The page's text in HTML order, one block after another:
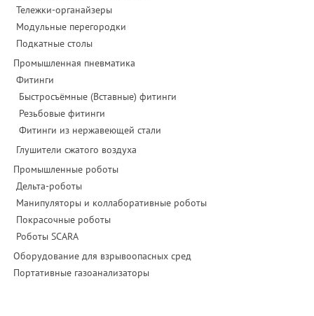
Тележки-органайзеры
Модульные перегородки
Подкатные столы
Промышленная пневматика
Фитинги
Быстросъёмные (Вставные) фитинги
Резьбовые фитинги
Фитинги из нержавеющей стали
Глушители сжатого воздуха
Промышленные роботы
Дельта-роботы
Манипуляторы и коллаборативные роботы
Покрасочные роботы
Роботы SCARA
Оборудование для взрывоопасных сред
Портативные газоанализаторы